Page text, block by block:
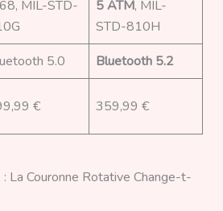
MIL-STD-
5 ATM, MIL-
STD-810H
5.0
Bluetooth 5.2
€ 359,99 €
La Couronne Rotative Change-t-